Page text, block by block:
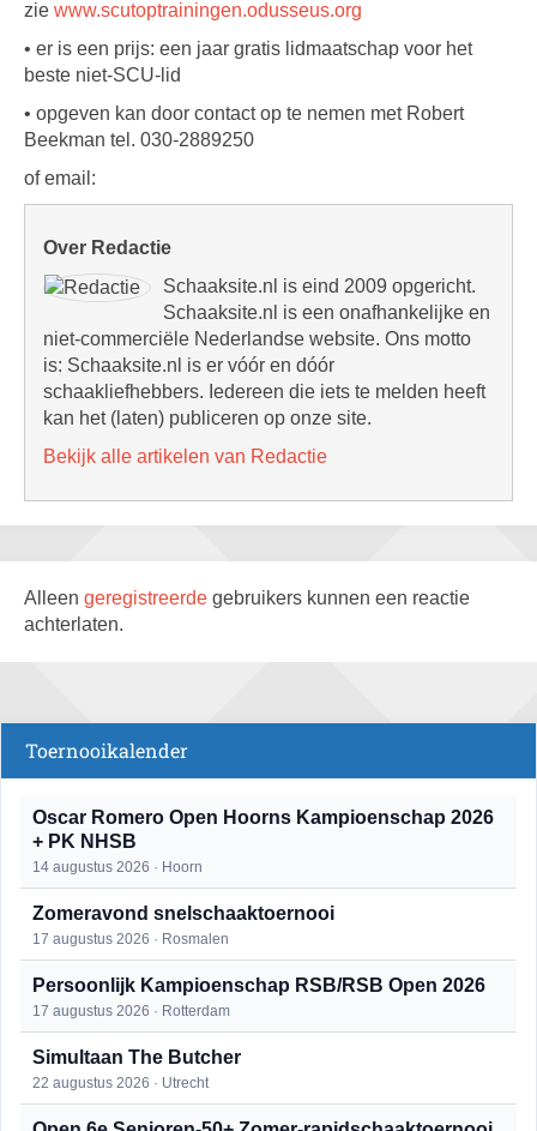
zie www.scutoptrainingen.odusseus.org
• er is een prijs: een jaar gratis lidmaatschap voor het
beste niet-SCU-lid
• opgeven kan door contact op te nemen met Robert
Beekman tel. 030-2889250
of email:
Over Redactie
Schaaksite.nl is eind 2009 opgericht.
Schaaksite.nl is een onafhankelijke en
niet-commerciële Nederlandse website. Ons motto
is: Schaaksite.nl is er vóór en dóór
schaakliefhebbers. Iedereen die iets te melden heeft
kan het (laten) publiceren op onze site.
Bekijk alle artikelen van Redactie
Alleen geregistreerde gebruikers kunnen een reactie
achterlaten.
Toernooikalender
Oscar Romero Open Hoorns Kampioenschap 2026
+ PK NHSB
14 augustus 2026 · Hoorn
Zomeravond snelschaaktoernooi
17 augustus 2026 · Rosmalen
Persoonlijk Kampioenschap RSB/RSB Open 2026
17 augustus 2026 · Rotterdam
Simultaan The Butcher
22 augustus 2026 · Utrecht